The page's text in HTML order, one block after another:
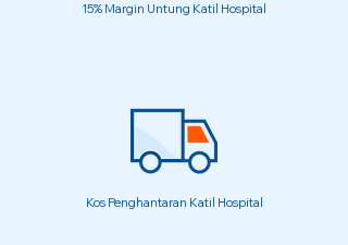
15% Margin Untung Katil Hospital
Kos Penghantaran Katil Hospital